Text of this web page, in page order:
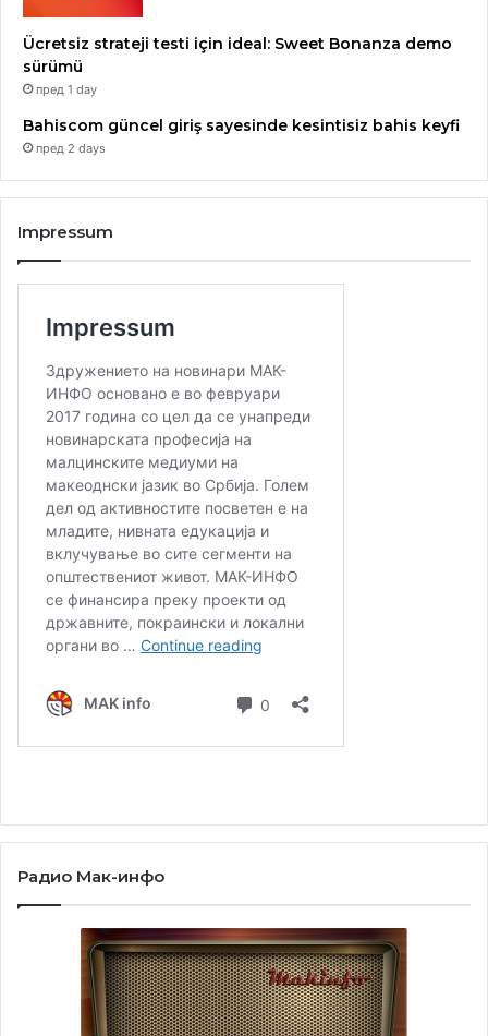
Ücretsiz strateji testi için ideal: Sweet Bonanza demo
sürümü
пред 1 day
Bahiscom güncel giriş sayesinde kesintisiz bahis keyfi
пред 2 days
Impressum
Радио Мак-инфо